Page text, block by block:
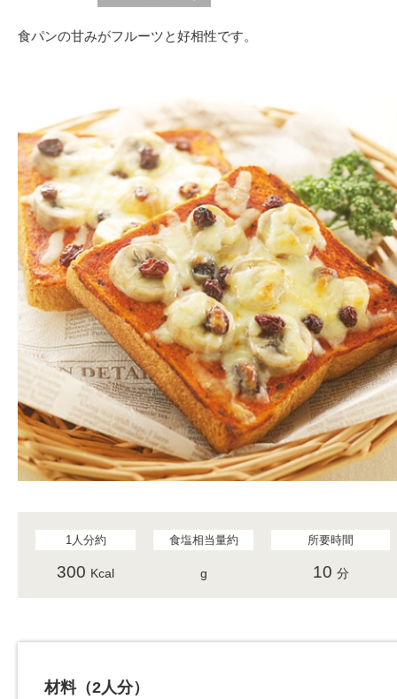
食パンの甘みがフルーツと好相性です。
1人分約
300 Kcal
食塩相当量約
g
所要時間
10 分
材料（2人分）